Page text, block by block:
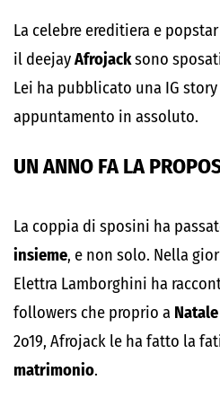
La celebre ereditiera e popstar
il deejayAfrojacksono
Lei ha pubblicato una IG
appuntamento in assoluto.
UN ANNO FA LA
La coppia di sposini ha
insieme, e non solo. Nella
Elettra Lamborghini ha
followers che proprio a
2o19, Afrojack le ha fatto la
matrimonio.